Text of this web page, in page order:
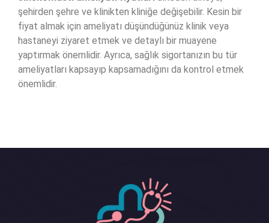
şehirden şehre ve klinikten kliniğe değişebilir. Kesin bir
fiyat almak için ameliyatı düşündüğünüz klinik veya
hastaneyi ziyaret etmek ve detaylı bir muayene
yaptırmak önemlidir. Ayrıca, sağlık sigortanızın bu tür
ameliyatları kapsayıp kapsamadığını da kontrol etmek
önemlidir.